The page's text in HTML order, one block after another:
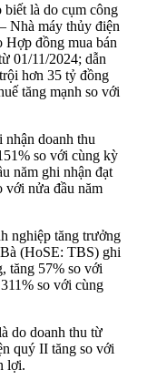
biết là do cụm công
Nhà máy thủy điện
Hợp đồng mua bán
01/11/2024; dẫn
hơn 35 tỷ đồng
tăng mạnh so với
nhận doanh thu
so với cùng kỳ
năm ghi nhận đạt
với nửa đầu năm
nghiệp tăng trưởng
(HoSE: TBS) ghi
tăng 57% so với
so với cùng
do doanh thu từ
quý II tăng so với
lợi.